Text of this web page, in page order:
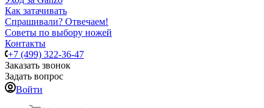
Как затачивать
Спрашивали? Отвечаем!
Советы по выбору ножей
Контакты
+7 (499) 322-36-47
Заказать звонок
Задать вопрос
Войти